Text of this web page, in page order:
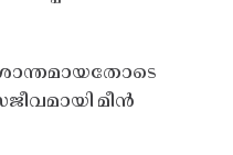
ശാന്തമായതോടെ
മീൻ